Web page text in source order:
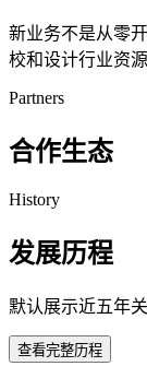
新业务不是从零
校和设计行业资
Partners
合作生态
History
发展历程
默认展示近五年
查看完整历程